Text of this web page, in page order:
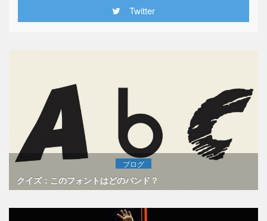
Twitter
ブログ
クイズ：このフォントはどのバンド？